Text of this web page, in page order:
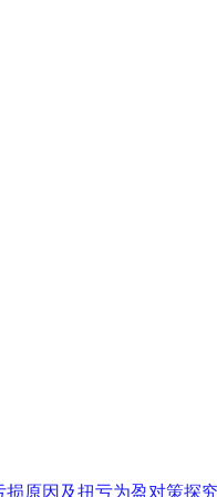
损原因及扭亏为盈对策探